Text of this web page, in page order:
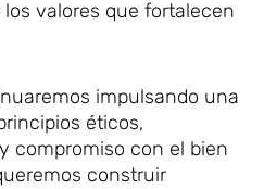
valores que fortalecen
impulsando una
éticos,
compromiso con el bien
construir